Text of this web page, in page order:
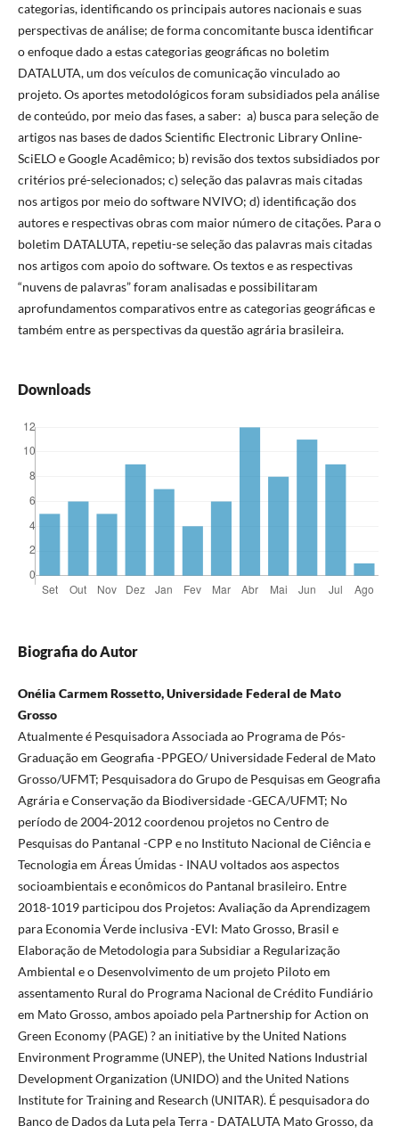
categorias, identificando os principais autores nacionais e suas
perspectivas de análise; de forma concomitante busca identificar
o enfoque dado a estas categorias geográficas no boletim
DATALUTA, um dos veículos de comunicação vinculado ao
projeto. Os aportes metodológicos foram subsidiados pela análise
de conteúdo, por meio das fases, a saber: a) busca para seleção de
artigos nas bases de dados Scientific Electronic Library Online-
SciELO e Google Acadêmico; b) revisão dos textos subsidiados por
critérios pré-selecionados; c) seleção das palavras mais citadas
nos artigos por meio do software NVIVO; d) identificação dos
autores e respectivas obras com maior número de citações. Para o
boletim DATALUTA, repetiu-se seleção das palavras mais citadas
nos artigos com apoio do software. Os textos e as respectivas
“nuvens de palavras” foram analisadas e possibilitaram
aprofundamentos comparativos entre as categorias geográficas e
também entre as perspectivas da questão agrária brasileira.
Downloads
Biografia do Autor
Onélia Carmem Rossetto, Universidade Federal de Mato
Grosso
Atualmente é Pesquisadora Associada ao Programa de Pós-
Graduação em Geografia -PPGEO/ Universidade Federal de Mato
Grosso/UFMT; Pesquisadora do Grupo de Pesquisas em Geografia
Agrária e Conservação da Biodiversidade -GECA/UFMT; No
período de 2004-2012 coordenou projetos no Centro de
Pesquisas do Pantanal -CPP e no Instituto Nacional de Ciência e
Tecnologia em Áreas Úmidas - INAU voltados aos aspectos
socioambientais e econômicos do Pantanal brasileiro. Entre
2018-1019 participou dos Projetos: Avaliação da Aprendizagem
para Economia Verde inclusiva -EVI: Mato Grosso, Brasil e
Elaboração de Metodologia para Subsidiar a Regularização
Ambiental e o Desenvolvimento de um projeto Piloto em
assentamento Rural do Programa Nacional de Crédito Fundiário
em Mato Grosso, ambos apoiado pela Partnership for Action on
Green Economy (PAGE) ? an initiative by the United Nations
Environment Programme (UNEP), the United Nations Industrial
Development Organization (UNIDO) and the United Nations
Institute for Training and Research (UNITAR). É pesquisadora do
Banco de Dados da Luta pela Terra - DATALUTA Mato Grosso, da